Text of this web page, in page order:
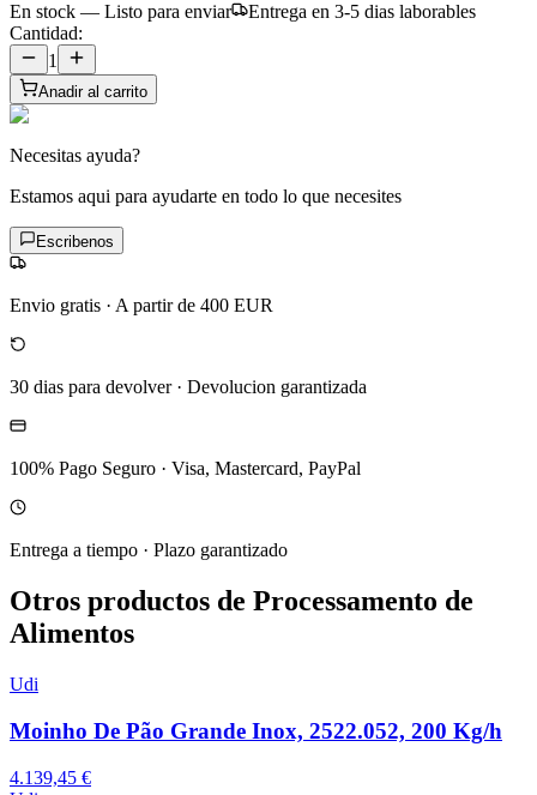
En stock — Listo para enviar
Entrega en 3-5 dias laborables
Cantidad:
1
Anadir al carrito
Necesitas ayuda?
Estamos aqui para ayudarte en todo lo que necesites
Escribenos
Envio gratis · A partir de 400 EUR
30 dias para devolver· Devolucion garantizada
100% Pago Seguro · Visa, Mastercard, PayPal
Entrega a tiempo · Plazo garantizado
Otros productos de Processamento de
Alimentos
Udi
Moinho De Pão Grande Inox, 2522.052, 200 Kg/h
4.139,45 €